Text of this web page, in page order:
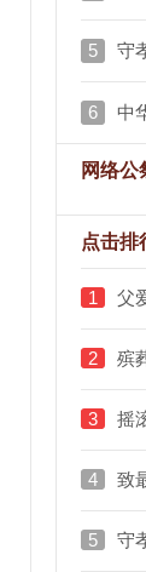
5 守
6 中
网络公
点击排
1 父
2 殡
3 摇
4 致
5 守